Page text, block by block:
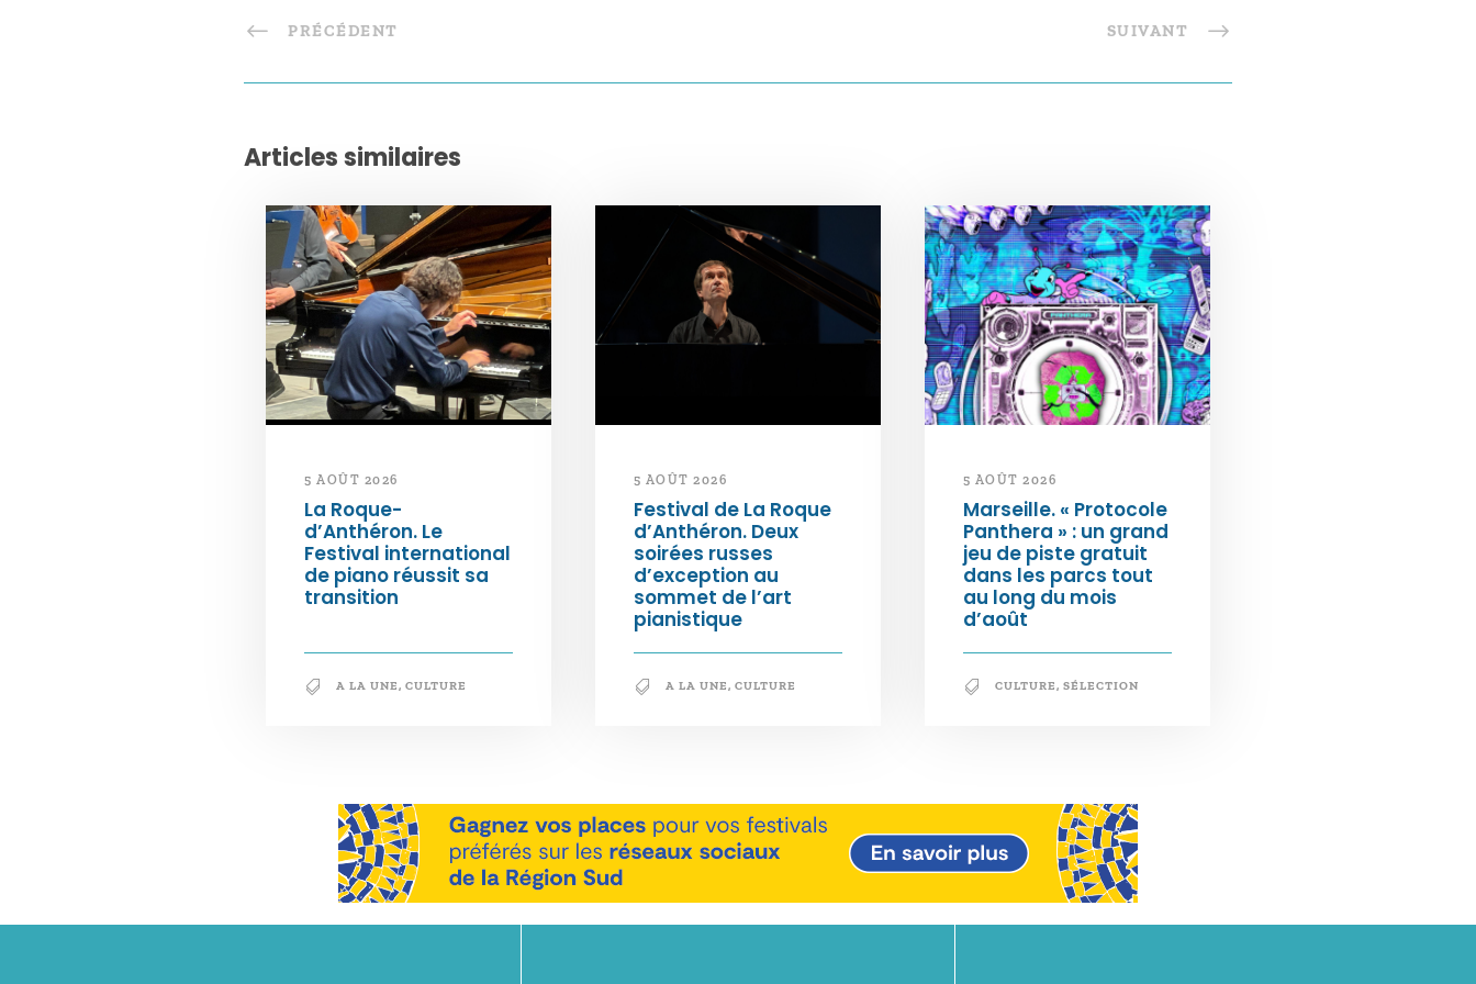
PRÉCÉDENT SUIVANT
Articles similaires
5 AOÛT 2026
La Roque-
d’Anthéron. Le
Festival international
de piano réussit sa
transition
A LA UNE, CULTURE
5 AOÛT 2026
Festival de La Roque
d’Anthéron. Deux
soirées russes
d’exception au
sommet de l’art
pianistique
A LA UNE, CULTURE
5 AOÛT 2026
Marseille. « Protocole
Panthera » : un grand
jeu de piste gratuit
dans les parcs tout
au long du mois
d’août
CULTURE, SÉLECTION
Notre philosophie En savoir +